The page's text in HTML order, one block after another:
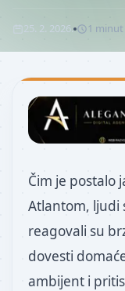
25. 2. 2026. 1 minut
Čim je postalo
Atlantom, ljudi
reagovali su
dovesti
ambijent i